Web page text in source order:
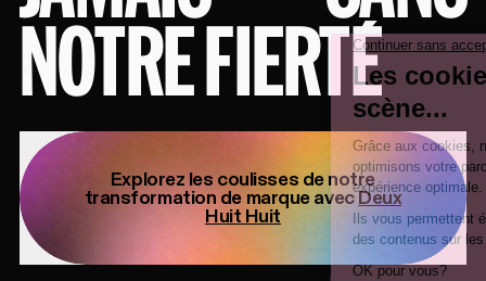
NOTRE FIERTÉ
Explorez les coulisses de notre
transformation de marque avecDeux
Huit Huit